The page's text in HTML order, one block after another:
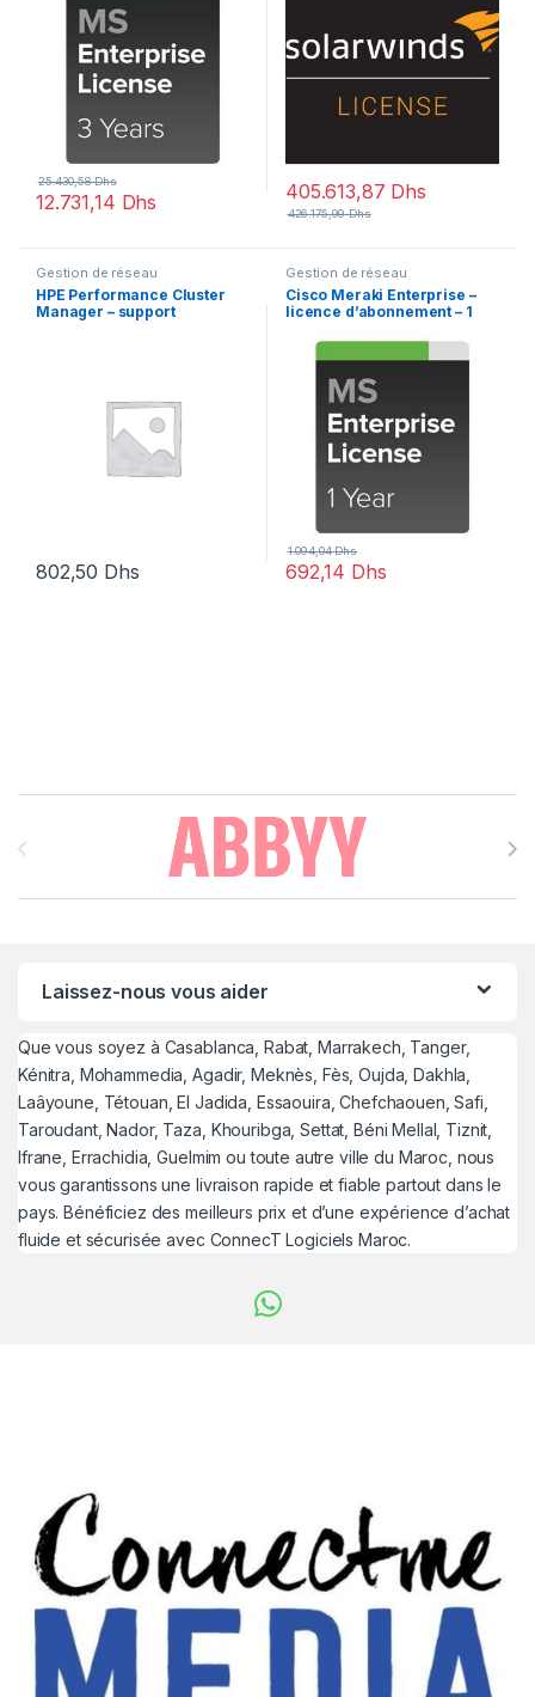
12.731,14 Dhs
25.430,58Dhs 405.613,87 Dhs
426.175,99Dhs
Gestion de réseau
HPE Performance Cluster
Manager – support
802,50 Dhs
Gestion de réseau
Cisco Meraki Enterprise –
licence d’abonnement – 1
692,14 Dhs
1.094,04Dhs
Brands Carousel
Laissez-nous vous aider
Que vous soyez à Casablanca, Rabat, Marrakech, Tanger,
Kénitra, Mohammedia, Agadir, Meknès, Fès, Oujda, Dakhla,
Laâyoune, Tétouan, El Jadida, Essaouira, Chefchaouen, Safi,
Taroudant, Nador, Taza, Khouribga, Settat, Béni Mellal, Tiznit,
Ifrane, Errachidia, Guelmim ou toute autre ville du Maroc, nous
vous garantissons une livraison rapide et fiable partout dans le
pays. Bénéficiez des meilleurs prix et d’une expérience d’achat
fluide et sécurisée avec ConnecT Logiciels Maroc.